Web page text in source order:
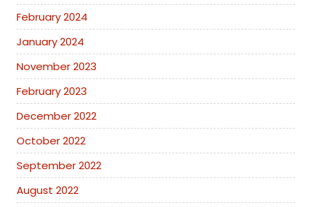
February 2024
January 2024
November 2023
February 2023
December 2022
October 2022
September 2022
August 2022